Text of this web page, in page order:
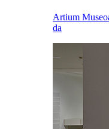
Artium
da